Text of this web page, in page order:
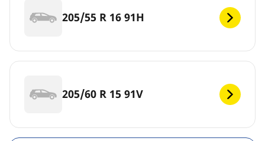
205/55 R 16 91H
205/60 R 15 91V